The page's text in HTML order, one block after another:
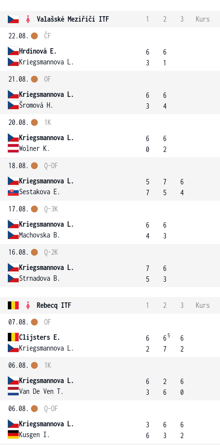
Valašské Meziříčí ITF 1 2 3
Kurs
22.08.
Hrdinová E.
Kriegsmannova L.
ČF
6
3
6
1
21.08.
Kriegsmannova L.
Šromová H.
OF
6
3
6
4
20.08.
Kriegsmannova L.
Wolner K.
1K
6
0
6
2
18.08.
Kriegsmannova L.
Sestakova E.
Q-OF
5
7
7
5
6
4
17.08.
Kriegsmannova L.
Machovska B.
Q-3K
6
4
6
3
16.08.
Kriegsmannova L.
Strnadova B.
Q-2K
7
5
6
3
Rebecq ITF 1 2 3
Kurs
07.08.
Clijsters E.
Kriegsmannova L.
OF
6
2
6 5
7
6
2
06.08.
Kriegsmannova L.
Van De Ven T.
1K
6
3
2
6
6
0
06.08.
Kriegsmannova L.
Kusgen I.
Q-OF
3
6
6
3
6
2